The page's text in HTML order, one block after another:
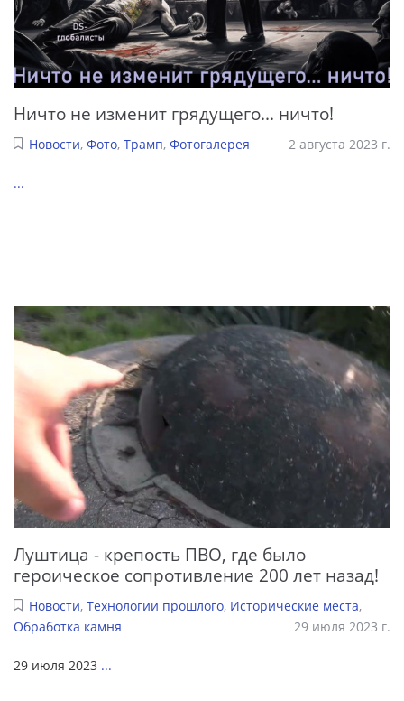
Ничто не изменит грядущего... ничто!
Новости, Фото, Трамп, Фотогалерея 2 августа 2023 г.
...
Луштица - крепость ПВО, где было
героическое сопротивление 200 лет назад!
Новости, Технологии прошлого, Исторические места,
Обработка камня
29 июля 2023 г.
29 июля 2023 ...